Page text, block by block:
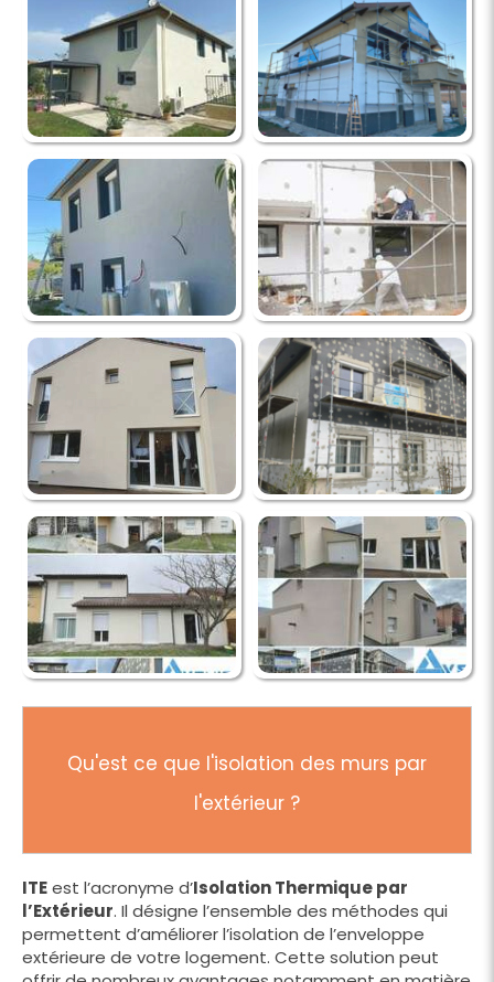
Qu'est ce que l'isolation des murs par
l'extérieur ?
ITEest l’acronyme d’Isolation Thermique par
l’Extérieur. Il désigne l’ensemble des méthodes qui
permettent d’améliorer l’isolation de l’enveloppe
extérieure de votre logement. Cette solution peut